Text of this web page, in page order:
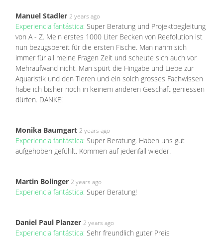
Manuel Stadler 2 years ago
Experiencia fantástica: Super Beratung und Projektbegleitung
von A - Z. Mein erstes 1000 Liter Becken von Reefolution ist
nun bezugsbereit für die ersten Fische. Man nahm sich
immer für all meine Fragen Zeit und scheute sich auch vor
Mehraufwand nicht. Man spürt die Hingabe und Liebe zur
Aquaristik und den Tieren und ein solch grosses Fachwissen
habe ich bisher noch in keinem anderen Geschäft geniessen
dürfen. DANKE!
Monika Baumgart 2 years ago
Experiencia fantástica: Super Beratung. Haben uns gut
aufgehoben gefühlt. Kommen auf jedenfall wieder.
Martin Bolinger 2 years ago
Experiencia fantástica: Super Beratung!
Daniel Paul Planzer 2 years ago
Experiencia fantástica: Sehr freundlich guter Preis